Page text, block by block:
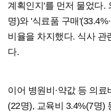
계획인지'를 먼저 물었다.
명)와 '식료품 구매
비율을 차지했다. 식사 관
다.
이어 병원비·약값 등 의
(22명), 교육비 3.4%(7명)